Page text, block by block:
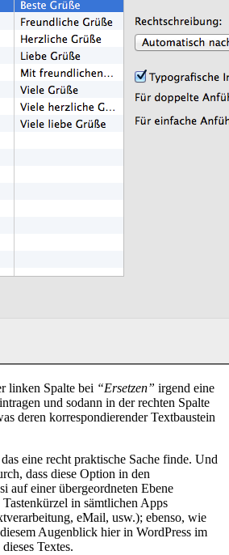
linken Spalte bei “Ersetzen” irgend eine
und sodann in der rechten Spalte
deren korrespondierender Textbaustein
eine recht praktische Sache finde. Und
dass diese Option in den
auf einer übergeordneten Ebene
in sämtlichen Apps
eMail, usw.); ebenso, wie
Augenblick hier in WordPress im
Textes.